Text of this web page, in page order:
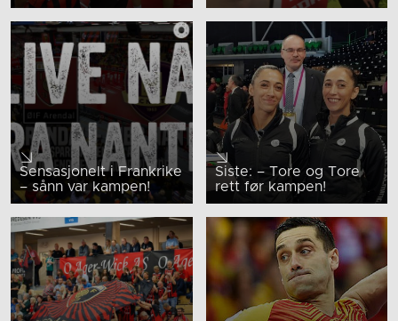
Sensasjonelt i Frankrike
– sånn var kampen!
Siste: – Tore og Tore
rett før kampen!